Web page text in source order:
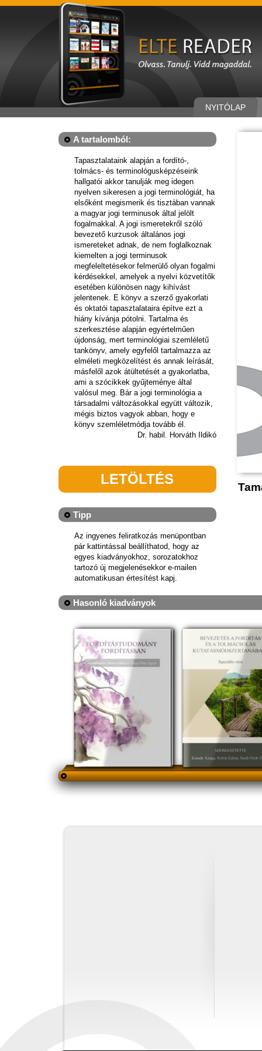
NYITÓLAP
A tartalomból:
Tapasztalataink alapján a fordító-,
tolmács- és terminológusképzéseink
hallgatói akkor tanulják meg idegen
nyelven sikeresen a jogi terminológiát, ha
elsőként megismerik és tisztában vannak
a magyar jogi terminusok által jelölt
fogalmakkal. A jogi ismeretekről szóló
bevezető kurzusok általános jogi
ismereteket adnak, de nem foglalkoznak
kiemelten a jogi terminusok
megfeleltetésekor felmerülő olyan fogalmi
kérdésekkel, amelyek a nyelvi közvetítők
esetében különösen nagy kihívást
jelentenek. E könyv a szerző gyakorlati
és oktatói tapasztalataira építve ezt a
hiány kívánja pótolni. Tartalma és
szerkesztése alapján egyértelműen
újdonság, mert terminológiai szemléletű
tankönyv, amely egyfelől tartalmazza az
elméleti megközelítést és annak leírását,
másfelől azok átültetését a gyakorlatba,
ami a szócikkek gyűjteménye által
valósul meg. Bár a jogi terminológia a
társadalmi változásokkal együtt változik,
mégis biztos vagyok abban, hogy e
könyv szemléletmódja tovább él.
Dr. habil. Horváth Ildikó
LETÖLTÉS
Tipp
Az ingyenes feliratkozás menüpontban
pár kattintással beállíthatod, hogy az
egyes kiadványokhoz, sorozatokhoz
tartozó új megjelenésekkor e-mailen
automatikusan értesítést kapj.
Hasonló kiadványok